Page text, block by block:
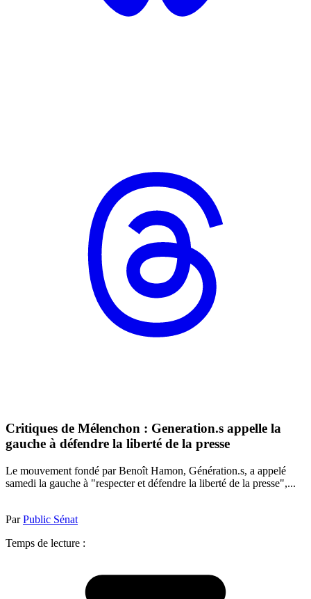
Critiques de Mélenchon : Generation.s appelle la
gauche à défendre la liberté de la presse
Le mouvement fondé par Benoît Hamon, Génération.s, a appelé
samedi la gauche à "respecter et défendre la liberté de la presse",...
ParPublic Sénat
Temps de lecture :